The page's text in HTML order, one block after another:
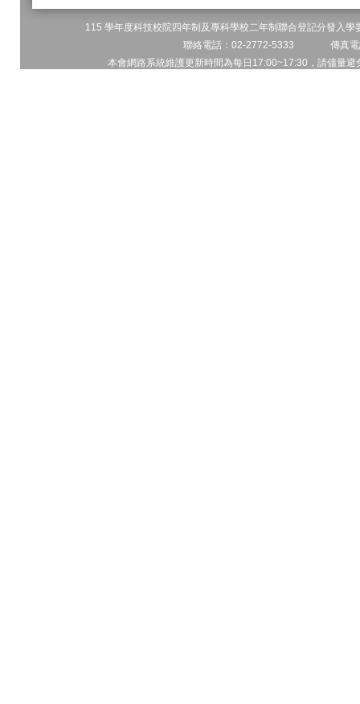
115 學年度科技校院四年制及專科學校二年制聯合登記分發
聯絡電話：02-2772-5333 傳真
本會網路系統維護更新時間為每日17:00~17:30，請儘量